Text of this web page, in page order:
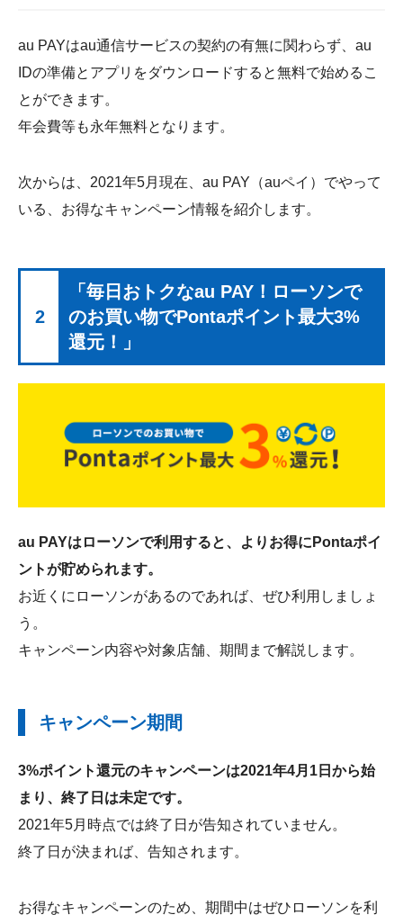
au PAYはau通信サービスの契約の有無に関わらず、au
IDの準備とアプリをダウンロードすると無料で始めるこ
とができます。
年会費等も永年無料となります。
次からは、2021年5月現在、au PAY（auペイ）でやって
いる、お得なキャンペーン情報を紹介します。
2
「毎日おトクなau PAY！ローソンで
のお買い物でPontaポイント最大3%
還元！」
au PAYはローソンで利用すると、よりお得にPontaポイ
ントが貯められます。
お近くにローソンがあるのであれば、ぜひ利用しましょ
う。
キャンペーン内容や対象店舗、期間まで解説します。
キャンペーン期間
3%ポイント還元のキャンペーンは2021年4月1日から始
まり、終了日は未定です。
2021年5月時点では終了日が告知されていません。
終了日が決まれば、告知されます。
お得なキャンペーンのため、期間中はぜひローソンを利